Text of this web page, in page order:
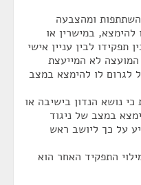
ומהצבעה
להימצא, במישרין או
תפקידו לבין עניין אישי
לא המייעצת
לגרום לו להימצא במצב
נושא הנדון בישיבה או
במצב של ניגוד
על כך ליושב ראש
התפקיד האחר הוא